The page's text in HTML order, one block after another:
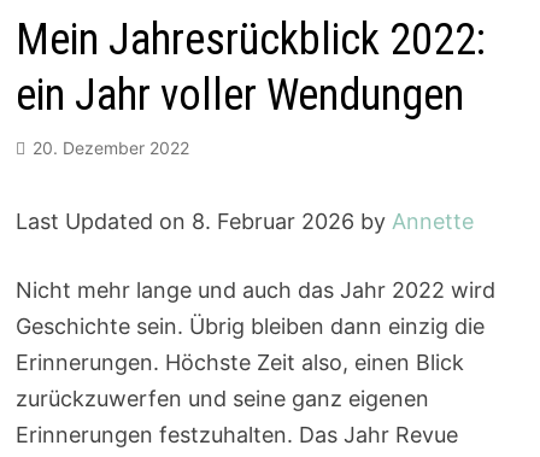
Mein Jahresrückblick 2022:
ein Jahr voller Wendungen
20. Dezember 2022
Last Updated on 8. Februar 2026 by Annette
Nicht mehr lange und auch das Jahr 2022 wird
Geschichte sein. Übrig bleiben dann einzig die
Erinnerungen. Höchste Zeit also, einen Blick
zurückzuwerfen und seine ganz eigenen
Erinnerungen festzuhalten. Das Jahr Revue